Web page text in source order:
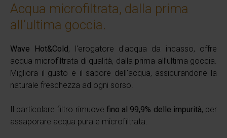
Acqua microfiltrata, dalla prima
all’ultima goccia.
Wave Hot&Cold, l'erogatore d'acqua da incasso, offre
acqua microfiltrata di qualità, dalla prima all’ultima goccia.
Migliora il gusto e il sapore dell'acqua, assicurandone la
naturale freschezza ad ogni sorso.
Il particolare filtro rimuove fino al 99,9% delle impurità, per
assaporare acqua pura e microfiltrata.